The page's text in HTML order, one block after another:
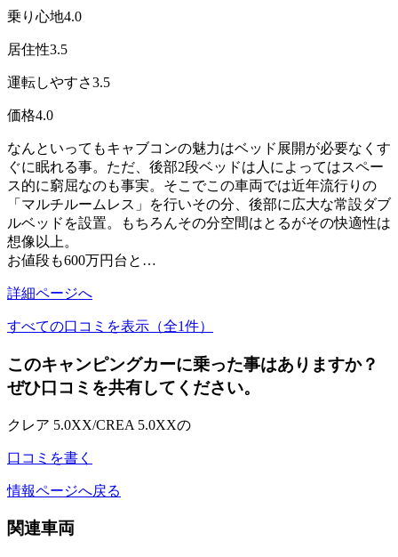
乗り心地4.0
居住性3.5
運転しやすさ3.5
価格4.0
なんといってもキャブコンの魅力はベッド展開が必要なくす
ぐに眠れる事。ただ、後部2段ベッドは人によってはスペー
ス的に窮屈なのも事実。そこでこの車両では近年流行りの
「マルチルームレス」を行いその分、後部に広大な常設ダブ
ルベッドを設置。もちろんその分空間はとるがその快適性は
想像以上。
お値段も600万円台と…
詳細ページへ
すべての口コミを表示（全1件）
このキャンピングカーに乗った事はありますか？
ぜひ口コミを共有してください。
クレア 5.0XX/CREA 5.0XXの
口コミを書く
情報ページへ戻る
関連車両